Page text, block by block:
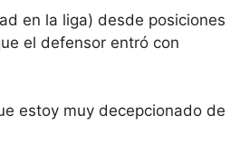
en la liga) desde posiciones
el defensor entró con
estoy muy decepcionado de